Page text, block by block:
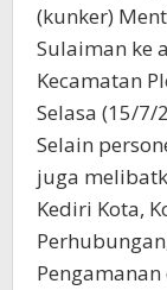
(kunker)
Sulaiman ke
Kecamatan
Selasa (15/7/
Selain
juga
Kediri Kota,